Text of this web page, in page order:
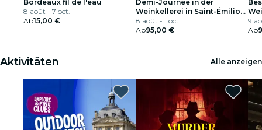
Bordeaux fil de l'eau
8 août - 7 oct.
Ab15,00 €
Demi-Journée in der
Weinkellerei in Saint-Émilion,
gestartet in Bordeaux
8 août - 1 oct.
Ab95,00 €
9
Ab
Aktivitäten Alle anzeigen